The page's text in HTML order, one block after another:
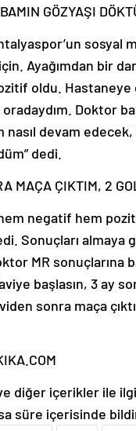
GÖZYAŞI
sosyal
Ayağımdan bir
oldu.
Doktor
nasıl devam
dedi.
MAÇA ÇIKTIM, 2
negatif hem
Sonuçları
MR sonuçlarına
başlasın, 3 ay
sonra maça
diğer içerikler ile
süre içerisinde